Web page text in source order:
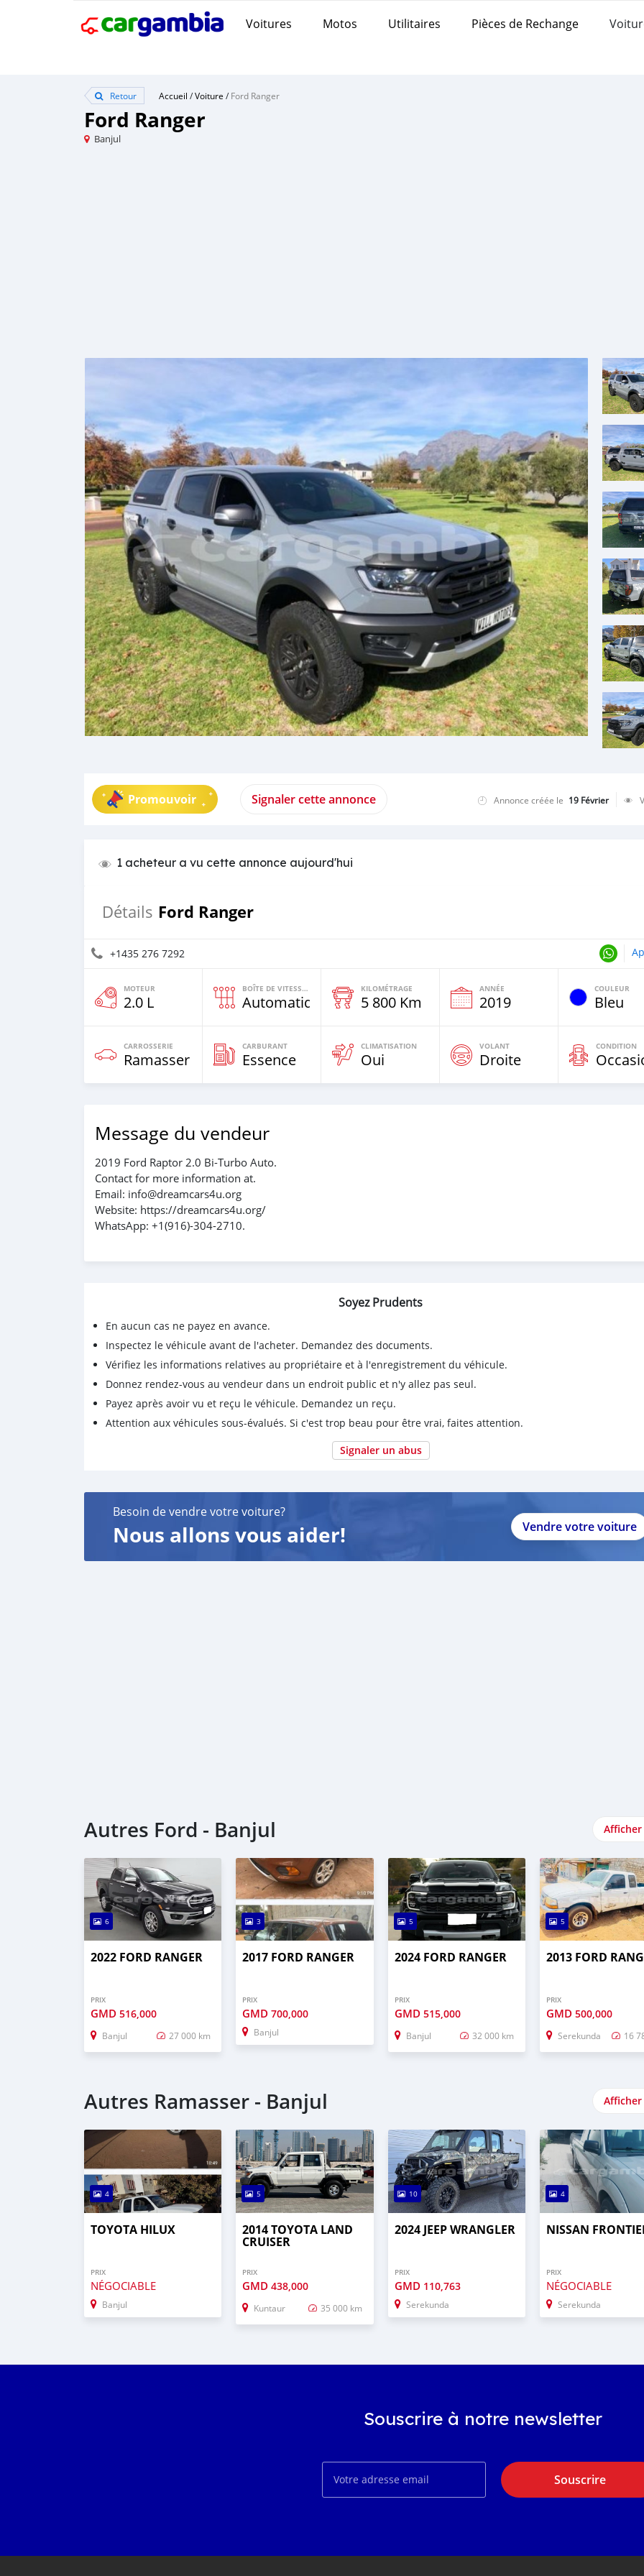
Voitures Motos Utilitaires Pièces de Rechange
Retour Accueil /Voiture /Ford Ranger
Ford Ranger
Banjul
Promouvoir Signaler cette annonce Annonce créée le 19 Février
1 acheteur a vu cette annonce aujourd'hui
Détails Ford Ranger
+1435 276 7292
MOTEUR
2.0 L
BOÎTE DE VITESSES
Automatique
KILOMÉTRAGE
5 800 Km
ANNÉE
2019
COULEUR
Bleu
CARROSSERIE
Ramasser
CARBURANT
Essence
CLIMATISATION
Oui
VOLANT
Droite
CONDITION
Message du vendeur
2019 Ford Raptor 2.0 Bi-Turbo Auto.
Contact for more information at.
Email: info@dreamcars4u.org
Website: https://dreamcars4u.org/
WhatsApp: +1(916)-304-2710.
Soyez Prudents
En aucun cas ne payez en avance.
Inspectez le véhicule avant de l'acheter. Demandez des documents.
Vérifiez les informations relatives au propriétaire et à l'enregistrement du véhicule.
Donnez rendez-vous au vendeur dans un endroit public et n'y allez pas seul.
Payez après avoir vu et reçu le véhicule. Demandez un reçu.
Attention aux véhicules sous-évalués. Si c'est trop beau pour être vrai, faites attention.
Signaler un abus
Besoin de vendre votre voiture?
Nous allons vous aider! Vendre votre voiture
Autres Ford - Banjul
6
2022 FORD RANGER
PRIX
GMD 516,000
Banjul 27 000 km
3
2017 FORD RANGER
PRIX
GMD700,000
Banjul
5
2024 FORD RANGER
PRIX
GMD 515,000
Banjul 32 000 km
5
2013 FORD
PRIX
GMD 500,000
Serekunda 16
Autres Ramasser - Banjul
4
TOYOTA HILUX
PRIX
NÉGOCIABLE
Banjul
5
2014 TOYOTA LAND
CRUISER
PRIX
GMD438,000
Kuntaur 35 000 km
10
2024 JEEP WRANGLER
PRIX
GMD 110,763
Serekunda
4
NISSAN
PRIX
NÉGOCIABLE
Serekunda
Souscrire à notre newsletter
Souscrire